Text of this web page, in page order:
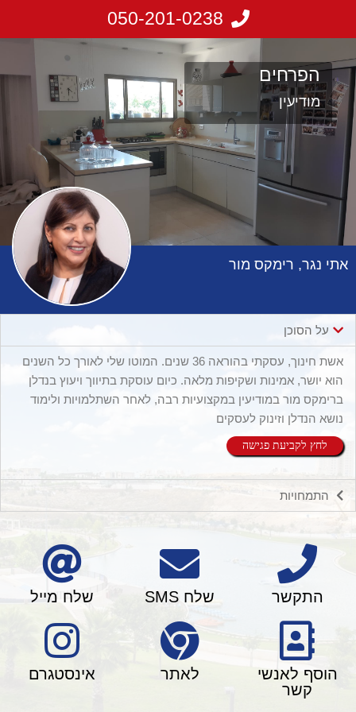
050-201-0238
הפרחים
מודיעין
אתי נגר, רימקס מור
על הסוכן
אשת חינוך, עסקתי בהוראה 36 שנים. המוטו שלי לאורך כל השנים
הוא יושר, אמינות ושקיפות מלאה. כיום עוסקת בתיווך ויעוץ בנדלן
ברימקס מור במודיעין במקצועיות רבה, לאחר השתלמויות ולימוד
נושא הנדלן וזינוק לעסקים
לחץ לקביעת פגישה
התמחויות
התקשר שלח SMS שלח מייל
הוסף לאנשי
קשר
לאתר אינסטגרם